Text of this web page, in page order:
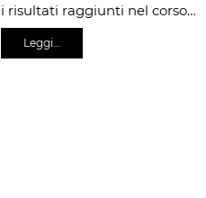
i risultati raggiunti nel corso…
Leggi…